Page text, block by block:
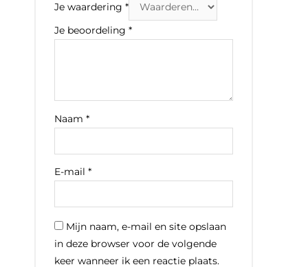
Je waardering*
Je beoordeling*
Naam*
E-mail*
Mijn naam, e-mail en site opslaan
in deze browser voor de volgende
keer wanneer ik een reactie plaats.